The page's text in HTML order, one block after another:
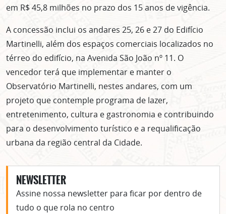
em R$ 45,8 milhões no prazo dos 15 anos de vigência.
A concessão inclui os andares 25, 26 e 27 do Edifício
Martinelli, além dos espaços comerciais localizados no
térreo do edifício, na Avenida São João nº 11. O
vencedor terá que implementar e manter o
Observatório Martinelli, nestes andares, com um
projeto que contemple programa de lazer,
entretenimento, cultura e gastronomia e contribuindo
para o desenvolvimento turístico e a requalificação
urbana da região central da Cidade.
NEWSLETTER
Assine nossa newsletter para ficar por dentro de
tudo o que rola no centro